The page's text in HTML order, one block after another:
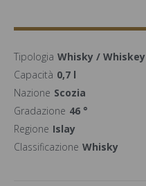
Tipologia Whisky / Whiskey
Capacità 0,7 l
Nazione Scozia
Gradazione 46 °
Regione Islay
Classificazione Whisky